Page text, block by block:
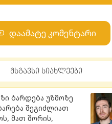
დაამატე კომენტარი
მსგავსი სიახლეები
ბარდება უზმოზე
შეგიძლიათ
მათ შორის,